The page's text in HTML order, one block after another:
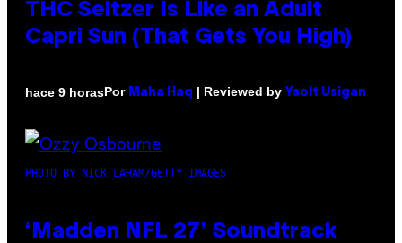
THC Seltzer Is Like an Adult
Capri Sun (That Gets You High)
hace 9 horasPor Maha Haq | Reviewed by Ysolt Usigan
PHOTO BY NICK LAHAM/GETTY IMAGES
‘Madden NFL 27’ Soundtrack